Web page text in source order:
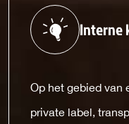
Interne
Op het gebied van
private label,